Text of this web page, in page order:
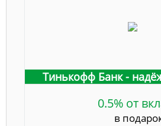
Тинькофф Банк -
0.5% от
в